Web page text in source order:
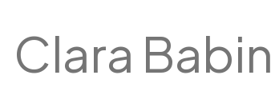
Clara Babin